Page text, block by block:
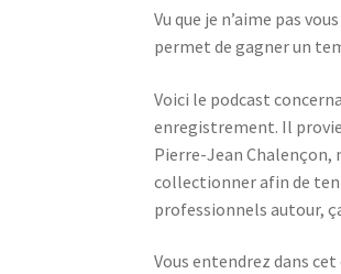
Vu que je n’aime pas
permet de gagner un
Voici le podcast
enregistrement. Il
Pierre-Jean Chalençon,
collectionner afin de
professionnels autour,
Vous entendrez dans